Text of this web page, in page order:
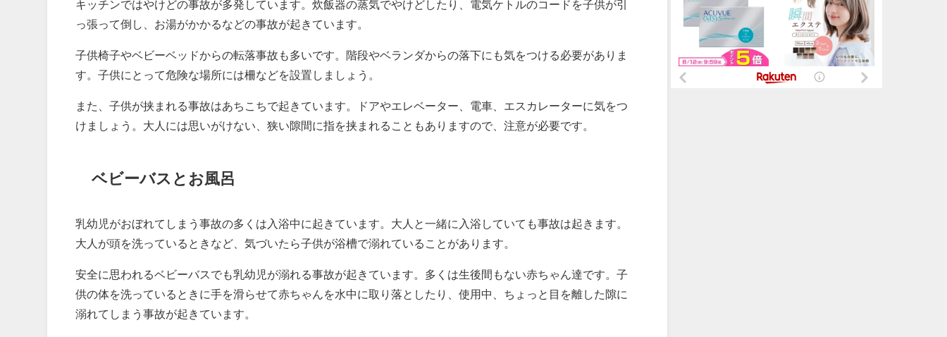
キッチンではやけどの事故が多発しています。炊飯器の蒸気でやけどしたり、電気ケトルのコードを子供が引
っ張って倒し、お湯がかかるなどの事故が起きています。
子供椅子やベビーベッドからの転落事故も多いです。階段やベランダからの落下にも気をつける必要がありま
す。子供にとって危険な場所には柵などを設置しましょう。
また、子供が挟まれる事故はあちこちで起きています。ドアやエレベーター、電車、エスカレーターに気をつ
けましょう。大人には思いがけない、狭い隙間に指を挟まれることもありますので、注意が必要です。
ベビーバスとお風呂
乳幼児がおぼれてしまう事故の多くは入浴中に起きています。大人と一緒に入浴していても事故は起きます。
大人が頭を洗っているときなど、気づいたら子供が浴槽で溺れていることがあります。
安全に思われるベビーバスでも乳幼児が溺れる事故が起きています。多くは生後間もない赤ちゃん達です。子
供の体を洗っているときに手を滑らせて赤ちゃんを水中に取り落としたり、使用中、ちょっと目を離した隙に
溺れてしまう事故が起きています。